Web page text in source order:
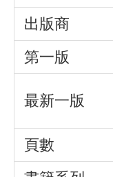
出版商
第一版
最新一版
頁數